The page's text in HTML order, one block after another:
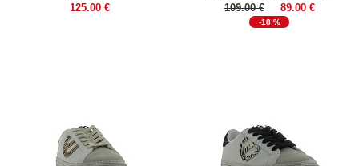
125.00 €
109.00 €
89.00 €
-18 %